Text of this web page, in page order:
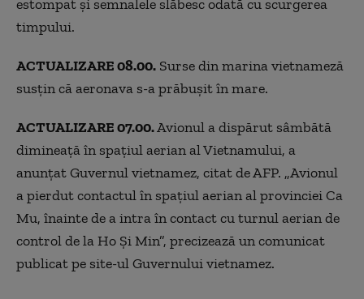
estompat și semnalele slăbesc odată cu scurgerea
timpului.
ACTUALIZARE 08.00. Surse din marina vietnameză
susţin că aeronava s-a prăbușit în mare.
ACTUALIZARE 07.00.Avionul a dispărut sâmbătă
dimineaţă în spaţiul aerian al Vietnamului, a
anunţat Guvernul vietnamez, citat de AFP. „Avionul
a pierdut contactul în spaţiul aerian al provinciei Ca
Mu, înainte de a intra în contact cu turnul aerian de
control de la Ho Şi Min”, precizează un comunicat
publicat pe site-ul Guvernului vietnamez.